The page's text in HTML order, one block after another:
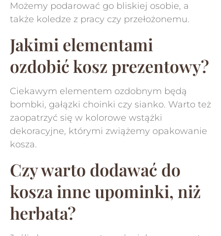
Możemy podarować go bliskiej osobie, a
także koledze z pracy czy przełożonemu.
Jakimi elementami
ozdobić kosz prezentowy?
Ciekawym elementem ozdobnym będą
bombki, gałązki choinki czy sianko. Warto też
zaopatrzyć się w kolorowe wstążki
dekoracyjne, którymi zwiążemy opakowanie
kosza.
Czy warto dodawać do
kosza inne upominki, niż
herbata?